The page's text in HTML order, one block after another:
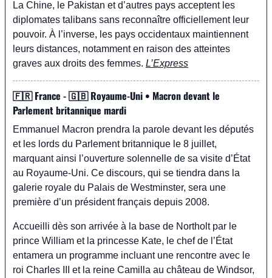
La Chine, le Pakistan et d’autres pays acceptent les
diplomates talibans sans reconnaître officiellement leur
pouvoir. À l’inverse, les pays occidentaux maintiennent
leurs distances, notamment en raison des atteintes
graves aux droits des femmes. L’Express
🇫🇷 France - 🇬🇧 Royaume-Uni • Macron devant le
Parlement britannique mardi
Emmanuel Macron prendra la parole devant les députés
et les lords du Parlement britannique le 8 juillet,
marquant ainsi l’ouverture solennelle de sa visite d’État
au Royaume-Uni. Ce discours, qui se tiendra dans la
galerie royale du Palais de Westminster, sera une
première d’un président français depuis 2008.
Accueilli dès son arrivée à la base de Northolt par le
prince William et la princesse Kate, le chef de l’État
entamera un programme incluant une rencontre avec le
roi Charles III et la reine Camilla au château de Windsor,